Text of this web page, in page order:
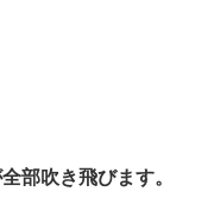
部吹き飛びます。